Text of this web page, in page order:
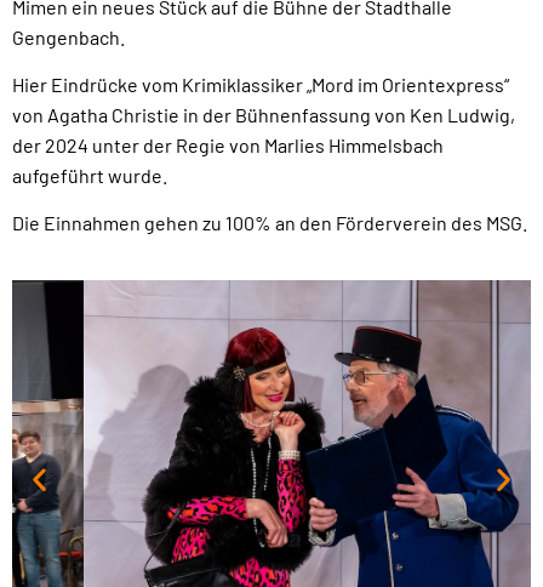
Mimen ein neues Stück auf die Bühne der Stadthalle
Gengenbach.
Hier Eindrücke vom Krimiklassiker „Mord im Orientexpress“
von Agatha Christie in der Bühnenfassung von Ken Ludwig,
der 2024 unter der Regie von Marlies Himmelsbach
aufgeführt wurde.
Die Einnahmen gehen zu 100% an den Förderverein des MSG.